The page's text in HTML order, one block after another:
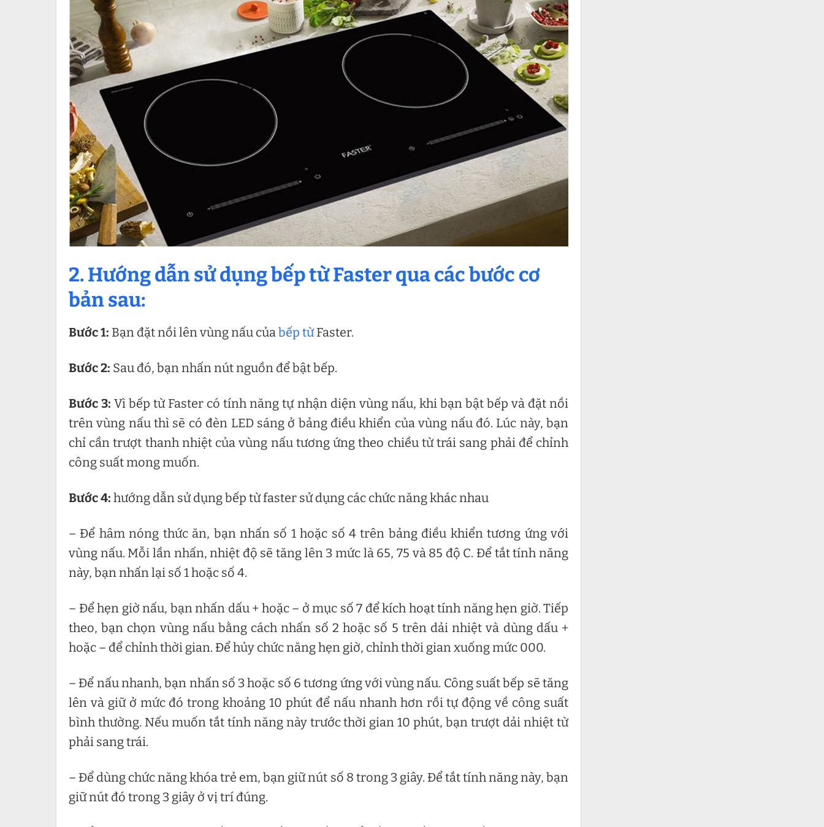
2. Hướng dẫn sử dụng bếp từ Faster qua các bước cơ
bản sau:
Bước 1: Bạn đặt nồi lên vùng nấu củabếp từ Faster.
Bước 2: Sau đó, bạn nhấn nút nguồn để bật bếp.
Bước 3: Vì bếp từ Faster có tính năng tự nhận diện vùng nấu, khi bạn bật bếp và đặt nồi
trên vùng nấu thì sẽ có đèn LED sáng ở bảng điều khiển của vùng nấu đó. Lúc này, bạn
chỉ cần trượt thanh nhiệt của vùng nấu tương ứng theo chiều từ trái sang phải để chỉnh
công suất mong muốn.
Bước 4: hướng dẫn sử dụng bếp từ faster sử dụng các chức năng khác nhau
– Để hâm nóng thức ăn, bạn nhấn số 1 hoặc số 4 trên bảng điều khiển tương ứng với
vùng nấu. Mỗi lần nhấn, nhiệt độ sẽ tăng lên 3 mức là 65, 75 và 85 độ C. Để tắt tính năng
này, bạn nhấn lại số 1 hoặc số 4.
– Để hẹn giờ nấu, bạn nhấn dấu + hoặc – ở mục số 7 để kích hoạt tính năng hẹn giờ. Tiếp
theo, bạn chọn vùng nấu bằng cách nhấn số 2 hoặc số 5 trên dải nhiệt và dùng dấu +
hoặc – để chỉnh thời gian. Để hủy chức năng hẹn giờ, chỉnh thời gian xuống mức 000.
– Để nấu nhanh, bạn nhấn số 3 hoặc số 6 tương ứng với vùng nấu. Công suất bếp sẽ tăng
lên và giữ ở mức đó trong khoảng 10 phút để nấu nhanh hơn rồi tự động về công suất
bình thường. Nếu muốn tắt tính năng này trước thời gian 10 phút, bạn trượt dải nhiệt từ
phải sang trái.
– Để dùng chức năng khóa trẻ em, bạn giữ nút số 8 trong 3 giây. Để tắt tính năng này, bạn
giữ nút đó trong 3 giây ở vị trí đúng.